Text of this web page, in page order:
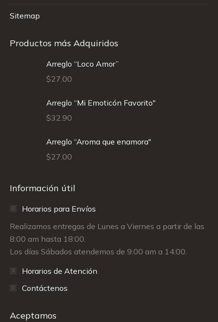
Sitemap
Productos más Adquiridos
Arreglo “Loco Amor”
$27.00
Arreglo “Mi Emoticón Favorito"
$32.90
Arreglo “Aroma que enamora"
$27.00
Información útil
Horarios para Envíos
Realizamos entregas de Lunes a Viernes a partir de las
8:00 am hasta 18:00.
Los días Sábados atendemos de 9:00 am a 14:00.
Horarios de Atención
Contáctenos
Aceptamos